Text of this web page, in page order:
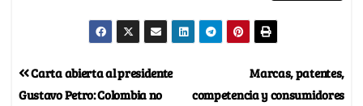
Marcas, patentes,
competencia y consumidores
Carta abierta al presidente
Gustavo Petro: Colombia no